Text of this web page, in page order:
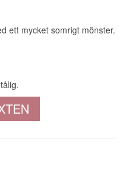
ett mycket somrigt mönster.